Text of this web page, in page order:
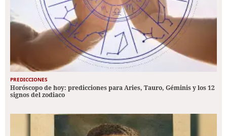
PREDICCIONES
Horóscopo de hoy: predicciones para Aries, Tauro, Géminis y los 12
signos del zodiaco